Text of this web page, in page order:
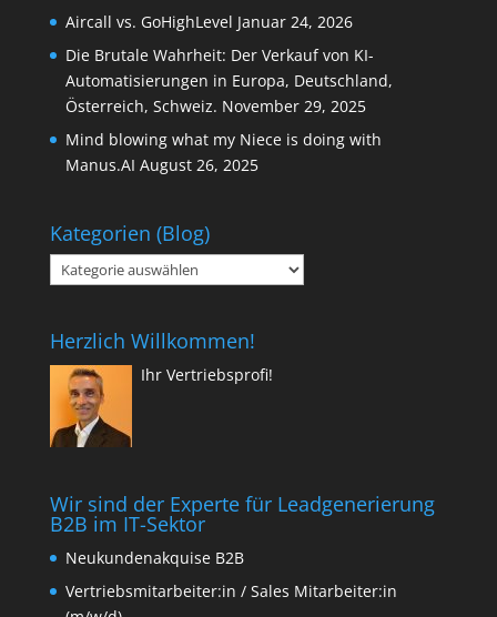
Aircall vs. GoHighLevel Januar 24, 2026
Die Brutale Wahrheit: Der Verkauf von KI-
Automatisierungen in Europa, Deutschland,
Österreich, Schweiz. November 29, 2025
Mind blowing what my Niece is doing with
Manus.AI August 26, 2025
Kategorien (Blog)
Kategorien
(Blog)
Herzlich Willkommen!
Ihr Vertriebsprofi!
Wir sind der Experte für Leadgenerierung
B2B im IT-Sektor
Neukundenakquise B2B
Vertriebsmitarbeiter:in / Sales Mitarbeiter:in